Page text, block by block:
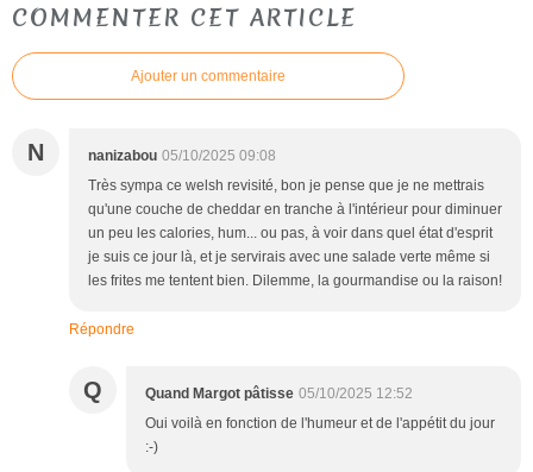
COMMENTER CET ARTICLE
Ajouter un commentaire
N nanizabou 05/10/2025 09:08
Très sympa ce welsh revisité, bon je pense que je ne mettrais
qu'une couche de cheddar en tranche à l'intérieur pour diminuer
un peu les calories, hum... ou pas, à voir dans quel état d'esprit
je suis ce jour là, et je servirais avec une salade verte même si
les frites me tentent bien. Dilemme, la gourmandise ou la raison!
Répondre
Q Quand Margot pâtisse 05/10/2025 12:52
Oui voilà en fonction de l'humeur et de l'appétit du jour
:-)